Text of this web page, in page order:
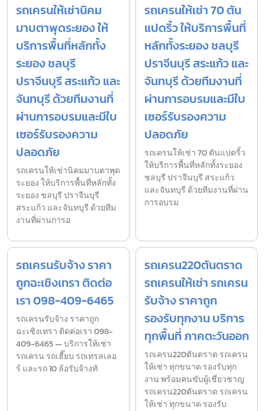
รถเครนให้เช่านิคม
มาบตาพุดระยอง ให้
บริการพื้นที่หลักทั้ง
ระยอง ชลบุรี
ปราจีนบุรี สระแก้ว และ
จันทบุรี ด้วยทีมงานที่
ผ่านการอบรมและมีใบ
เซอร์รับรองความ
ปลอดภัย
รถเครนให้เช่านิคมมาบตาพุด
ระยอง ให้บริการพื้นที่หลักทั้ง
ระยอง ชลบุรี ปราจีนบุรี
สระแก้ว และจันทบุรี ด้วยทีม
งานที่ผ่านการอ
รถเครนให้เช่า 70 ตัน
แปดริ้ว ให้บริการพื้นที่
หลักทั้งระยอง ชลบุรี
ปราจีนบุรี สระแก้ว และ
จันทบุรี ด้วยทีมงานที่
ผ่านการอบรมและมีใบ
เซอร์รับรองความ
ปลอดภัย
รถเครนให้เช่า 70 ตันแปดริ้ว
ให้บริการพื้นที่หลักทั้งระยอง
ชลบุรี ปราจีนบุรี สระแก้ว
และจันทบุรี ด้วยทีมงานที่ผ่าน
การอบรม
รถเครนรับจ้าง ราคา
ถูกฉะเชิงเทรา ติดต่อ
เรา 098-409-6465
รถเครนรับจ้าง ราคาถูก
ฉะเชิงเทรา ติดต่อเรา 098-
409-6465 — บริการให้เช่า
รถเครน รถเฮี๊ยบ รถเทรลเลอ
ร์ และรถ 10 ล้อรับจ้างทั
รถเครน220ตันตราด
รถเครนให้เช่า รถเครน
รับจ้าง ราคาถูก
รองรับทุกงาน บริการ
ทุกพื้นที่ ภาคตะวันออก
รถเครน220ตันตราด รถเครน
ให้เช่า ทุกขนาด รองรับทุก
งาน พร้อมคนขับผู้เชี่ยวชาญ
รถเครน220ตันตราด รถเครน
ให้เช่า ทุกขนาด รองรับ